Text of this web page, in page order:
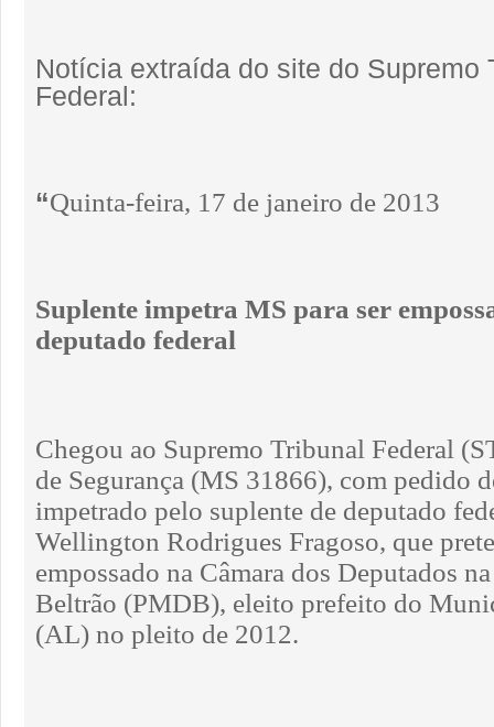
Notícia extraída do site do Supremo
Federal:
“Quinta-feira, 17 de janeiro de 2013
Suplente impetra MS para ser
deputado federal
Chegou ao Supremo Tribunal Federal
de Segurança (MS 31866), com pedido
impetrado pelo suplente de deputado
Wellington Rodrigues Fragoso, que
empossado na Câmara dos Deputados
Beltrão (PMDB), eleito prefeito do
(AL) no pleito de 2012.